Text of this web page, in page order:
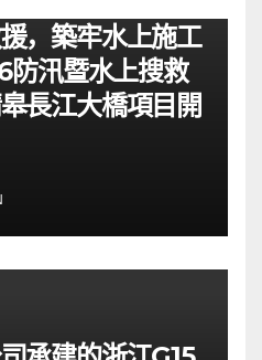
，築牢水上施工
防汛暨水上搜救
長江大橋項目開